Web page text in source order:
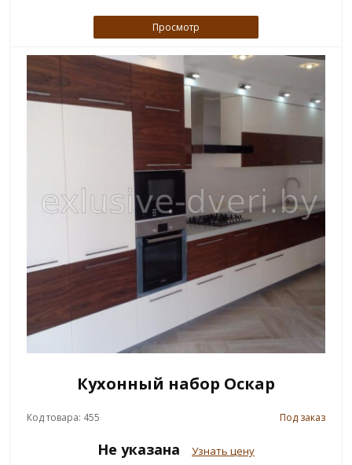
Просмотр
Кухонный набор Оскар
Код товара: 455 Под заказ
Не указана Узнать цену